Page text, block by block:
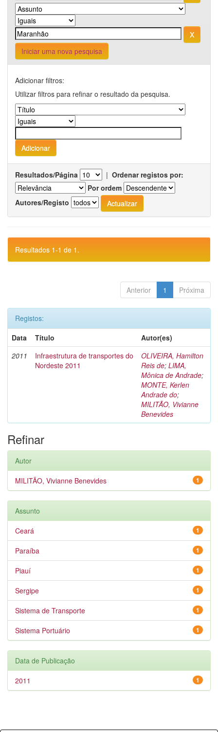
Iniciar uma nova pesquisa
Adicionar filtros:
Utilizar filtros para refinar o resultado da pesquisa.
Resultados/Página | Ordenar registos por:
Por ordem
Autores/Registo
Resultados 1-1 de 1.
Anterior 1 Próxima
Registos:
Data
Título
Autor(es)
2011
Infraestrutura de transportes do
Nordeste 2011
OLIVEIRA, Hamilton
Reis de; LIMA,
Mônica de Andrade;
MONTE, Kerlen
Andrade do;
MILITÃO, Vivianne
Benevides
Refinar
Autor
1
MILITÃO, Vivianne Benevides
Assunto
1
Ceará
1
Paraíba
1
Piauí
1
Sergipe
1
Sistema de Transporte
1
Sistema Portuário
Data de Publicação
1
2011